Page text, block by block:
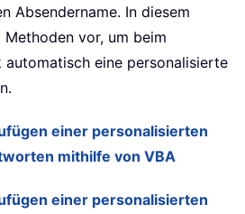
Absendername. In diesem
vor, um beim
eine personalisierte
einer personalisierten
mithilfe von VBA
einer personalisierten